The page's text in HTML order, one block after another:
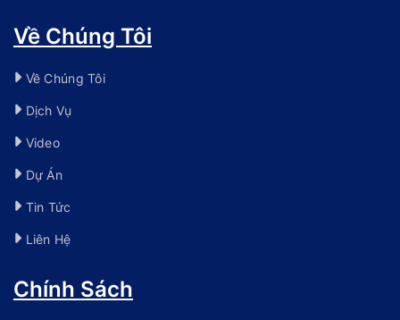
Về Chúng Tôi
Về Chúng Tôi
Dịch Vụ
Video
Dự Án
Tin Tức
Liên Hệ
Chính Sách